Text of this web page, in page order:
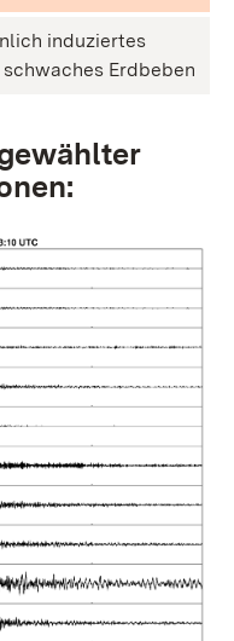
induziertes
Erdbeben